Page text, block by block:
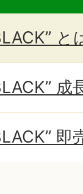
と
成
即